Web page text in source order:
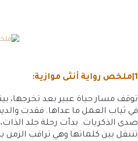
1|ملخص رواية أنثى موازية:
توقف مسار حياة عبير بعد تخرجها،
في ثياب العمل ما عداها. فقدت
صدى الذكريات. بدأت رحلة جلد
تتنقل بين كلماتها وهي تراقب الزمن